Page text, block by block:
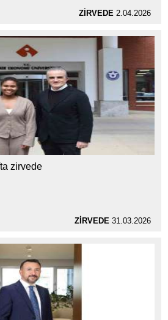
ZİRVEDE2.04.2026
zirvede
ZİRVEDE31.03.2026